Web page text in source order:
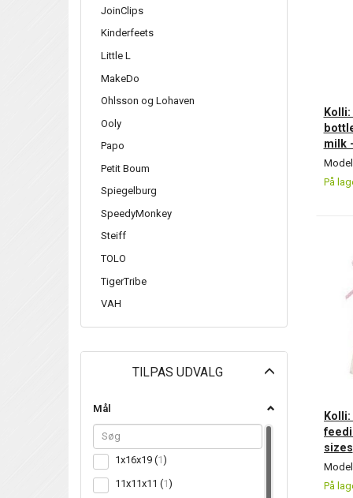
JoinClips
Kinderfeets
Little L
MakeDo
Ohlsson og Lohaven
Ooly
Papo
Petit Boum
Spiegelburg
SpeedyMonkey
Steiff
TOLO
TigerTribe
VAH
TILPAS UDVALG
Mål
1x16x19 (1)
11x11x11 (1)
milk
På
sizes
På